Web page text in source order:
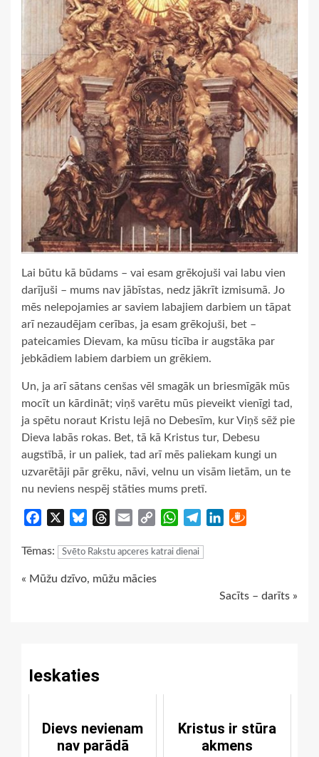
Lai būtu kā būdams – vai esam grēkojuši vai labu vien
darījuši – mums nav jābīstas, nedz jākrīt izmisumā. Jo
mēs nelepojamies ar saviem labajiem darbiem un tāpat
arī nezaudējam cerības, ja esam grēkojuši, bet –
pateicamies Dievam, ka mūsu ticība ir augstāka par
jebkādiem labiem darbiem un grēkiem.
Un, ja arī sātans cenšas vēl smagāk un briesmīgāk mūs
mocīt un kārdināt; viņš varētu mūs pieveikt vienīgi tad,
ja spētu noraut Kristu lejā no Debesīm, kur Viņš sēž pie
Dieva labās rokas. Bet, tā kā Kristus tur, Debesu
augstībā, ir un paliek, tad arī mēs paliekam kungi un
uzvarētāji pār grēku, nāvi, velnu un visām lietām, un te
nu neviens nespēj stāties mums pretī.
Facebook BlueskyThreads
Email
Copy
WhatsApp
TelegramLinkedIn
Tēmas: Svēto Rakstu apceres katrai dienai
Continue
« Mūžu dzīvo, mūžu mācies
Sacīts – darīts »
Ieskaties
Dievs nevienam
nav parādā
Kristus ir stūra
akmens